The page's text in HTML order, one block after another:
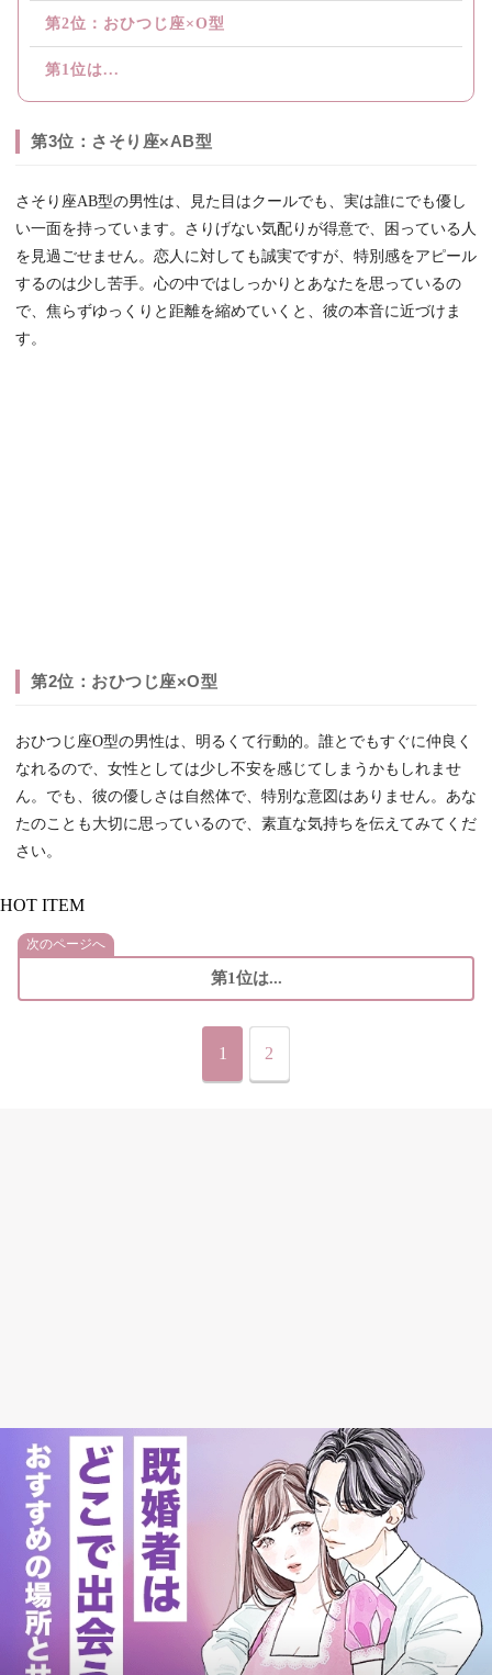
第2位：おひつじ座×O型
第1位は...
第3位：さそり座×AB型
さそり座AB型の男性は、見た目はクールでも、実は誰にでも優し
い一面を持っています。さりげない気配りが得意で、困っている人
を見過ごせません。恋人に対しても誠実ですが、特別感をアピール
するのは少し苦手。心の中ではしっかりとあなたを思っているの
で、焦らずゆっくりと距離を縮めていくと、彼の本音に近づけま
す。
第2位：おひつじ座×O型
おひつじ座O型の男性は、明るくて行動的。誰とでもすぐに仲良く
なれるので、女性としては少し不安を感じてしまうかもしれませ
ん。でも、彼の優しさは自然体で、特別な意図はありません。あな
たのことも大切に思っているので、素直な気持ちを伝えてみてくだ
さい。
HOT ITEM
次のページへ
第1位は...
1 2